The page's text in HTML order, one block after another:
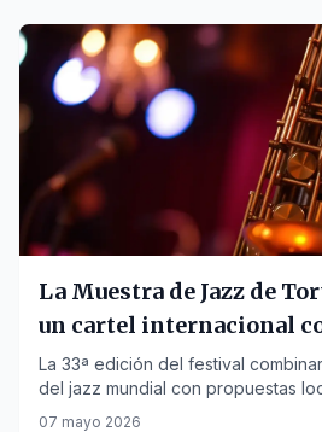
La Muestra de Jazz de
un cartel internacional
Rodríguez y Garrett
La 33ª edición del festival
del jazz mundial con propuestas
gastronómica.
07 mayo 2026